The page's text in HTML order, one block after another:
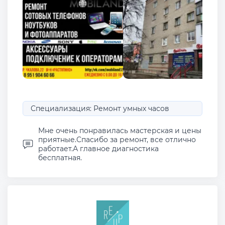
Специализация: Ремонт умных часов
Мне очень понравилась мастерская и цены
приятные.Спасибо за ремонт, все отлично
работает.А главное диагностика
бесплатная.